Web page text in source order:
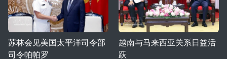
苏林会见美国太平洋司令部
司令帕帕罗
越南与马来西亚关系日益活
跃